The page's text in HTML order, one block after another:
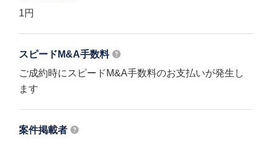
1円
スピードM&A手数料
ご成約時にスピードM&A手数料のお支払いが発生し
ます
案件掲載者